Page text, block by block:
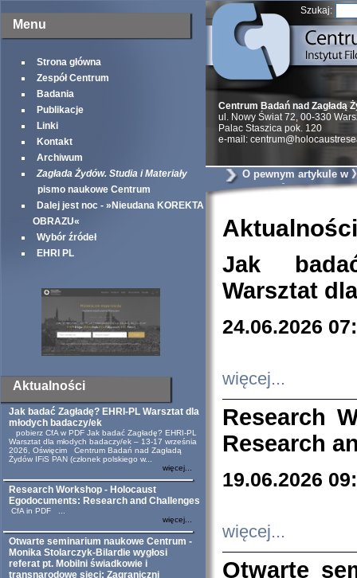
Menu
Strona główna
Zespół Centrum
Badania
Publikacje
Linki
Kontakt
Archiwum
Zagłada Żydów. Studia i Materiały
pismo naukowe Centrum
Dalej jest noc - »Nieudana KOREKTA
OBRAZU«
Wybór źródeł
EHRI PL
Aktualności
Jak badać Zagładę? EHRI-PL Warsztat dla
młodych badaczy/ek
pobierz CfA w PDF Jak badać Zagładę? EHRI-PL
Warsztat dla młodych badaczy/ek – 13-17 września
2026, Oświęcim Centrum Badań nad Zagładą
Żydów IFiS PAN (członek polskiego w...
więcej...
Research Workshop - Holocaust
Egodocuments: Research and Challenges
CfA in PDF ...
więcej...
Otwarte seminarium naukowe Centrum -
Monika Stolarczyk-Bilardie wygłosi
referat pt. Mobilni świadkowie i
transnarodowe sieci: Zagraniczni
Szukaj:
Centrum Badań nad Zagładą
ul. Nowy Świat 72, 00-330
Palac Staszica pok. 120
e-mail:
O pewnym artykule w
Yorker《
Aktualności
Jak
Warsztat
24.06.2026
więcej...
Research
Research
19.06.2026
więcej...
Otwarte